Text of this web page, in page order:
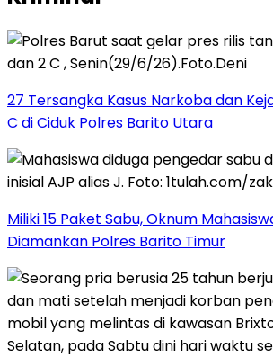
27 Tersangka Kasus Narkoba dan
C di Ciduk Polres Barito Utara
Miliki 15 Paket Sabu, Oknum
Diamankan Polres Barito Timur